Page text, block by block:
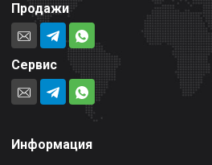
Продажи
Сервис
Информация